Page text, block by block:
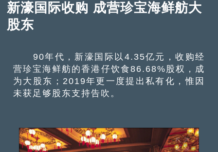
新濠国际收购 成营珍宝海鲜舫大
股东
90年代，新濠国际以4.35亿元，收购经
营珍宝海鲜舫的香港仔饮食86.68%股权，成
为大股东；2019年更一度提出私有化，惟因
未获足够股东支持告吹。